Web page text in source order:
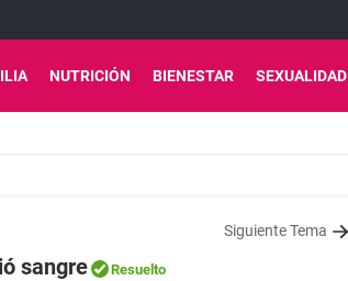
NUTRICIÓN BIENESTAR SEXUALIDAD
Siguiente Tema
sangre Resuelto